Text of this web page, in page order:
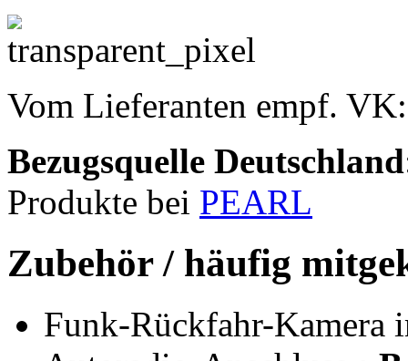
Vom Lieferanten empf.
Bezugsquelle Deutschland
Produkte bei PEARL
Zubehör / häufig
Funk-Rückfahr-Kamera